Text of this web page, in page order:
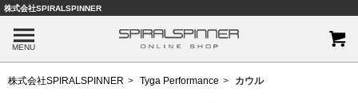
株式会社SPIRALSPINNER
MENU
株式会社SPIRALSPINNER Tyga Performance カウル